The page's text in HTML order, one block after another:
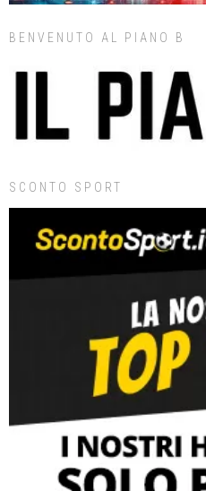
BENVENUTO AL PIANO B
SCONTO SPORT